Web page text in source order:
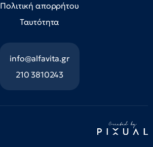
Πολιτική απορρήτου
Ταυτότητα
info@alfavita.gr
210 3810243